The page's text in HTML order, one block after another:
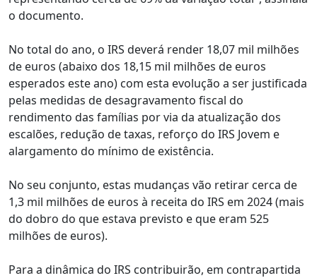
o documento.
No total do ano, o IRS deverá render 18,07 mil milhões
de euros (abaixo dos 18,15 mil milhões de euros
esperados este ano) com esta evolução a ser justificada
pelas medidas de desagravamento fiscal do
rendimento das famílias por via da atualização dos
escalões, redução de taxas, reforço do IRS Jovem e
alargamento do mínimo de existência.
No seu conjunto, estas mudanças vão retirar cerca de
1,3 mil milhões de euros à receita do IRS em 2024 (mais
do dobro do que estava previsto e que eram 525
milhões de euros).
Para a dinâmica do IRS contribuirão, em contrapartida